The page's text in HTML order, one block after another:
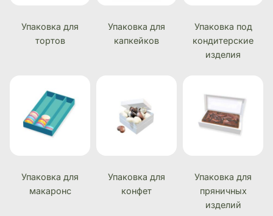
Упаковка для
тортов
Упаковка для
капкейков
Упаковка под
кондитерские
изделия
Упаковка для
макаронс
Упаковка для
конфет
Упаковка для
пряничных
изделий